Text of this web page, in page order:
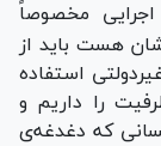
مخصوصاً
هست باید از
استفاده
را داریم و
که دغدغه‌ی